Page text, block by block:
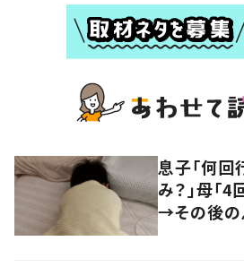
息子「何回
み？」母「
→その後の